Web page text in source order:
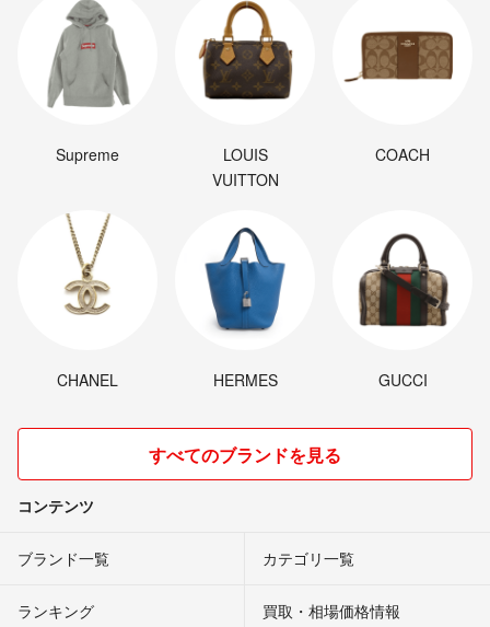
Supreme
LOUIS
VUITTON
COACH
CHANEL HERMES GUCCI
すべてのブランドを見る
コンテンツ
ブランド一覧 カテゴリ一覧
ランキング 買取・相場価格情報